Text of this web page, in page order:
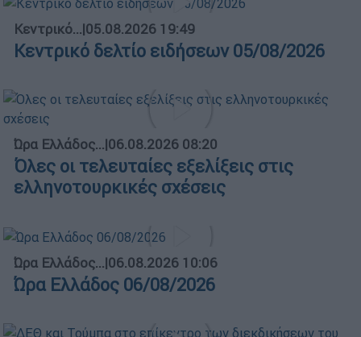
Κεντρικό...|05.08.2026 19:49
Κεντρικό δελτίο ειδήσεων 05/08/2026
Ώρα Ελλάδος...|06.08.2026 08:20
Όλες οι τελευταίες εξελίξεις στις
ελληνοτουρκικές σχέσεις
Ώρα Ελλάδος...|06.08.2026 10:06
Ώρα Ελλάδος 06/08/2026